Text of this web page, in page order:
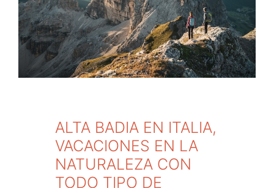
ALTA BADIA EN ITALIA,
VACACIONES EN LA
NATURALEZA CON
TODO TIPO DE